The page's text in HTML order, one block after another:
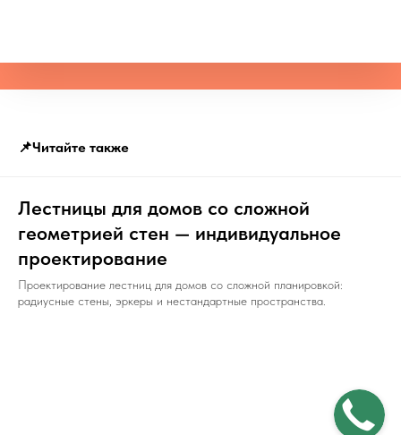
📌Читайте также
Лестницы для домов со сложной
геометрией стен — индивидуальное
проектирование
Проектирование лестниц для домов со сложной планировкой:
радиусные стены, эркеры и нестандартные пространства.